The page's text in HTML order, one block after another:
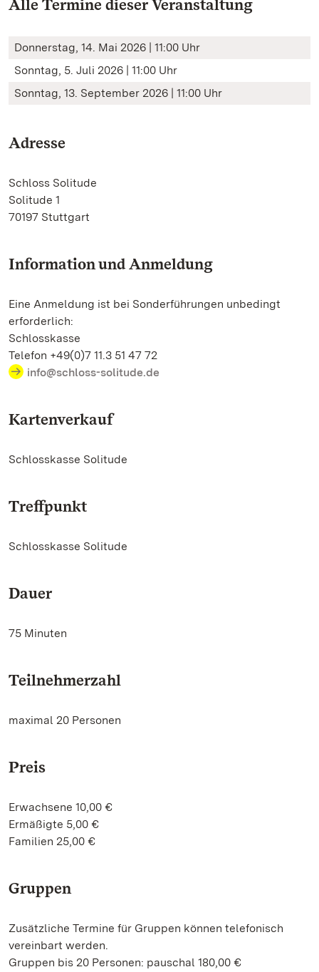
Alle Termine dieser Veranstaltung
Donnerstag, 14. Mai 2026 | 11:00 Uhr
Sonntag, 5. Juli 2026 | 11:00 Uhr
Sonntag, 13. September 2026 | 11:00 Uhr
Adresse
Schloss Solitude
Solitude 1
70197 Stuttgart
Information und Anmeldung
Eine Anmeldung ist bei Sonderführungen unbedingt
erforderlich:
Schlosskasse
Telefon +49(0)7 11.3 51 47 72
info@schloss-solitude.de
Kartenverkauf
Schlosskasse Solitude
Treffpunkt
Schlosskasse Solitude
Dauer
75 Minuten
Teilnehmerzahl
maximal 20 Personen
Preis
Erwachsene 10,00 €
Ermäßigte 5,00 €
Familien 25,00 €
Gruppen
Zusätzliche Termine für Gruppen können telefonisch
vereinbart werden.
Gruppen bis 20 Personen: pauschal 180,00 €